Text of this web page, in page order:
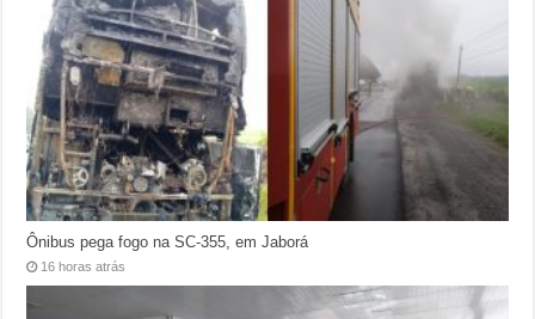
Ônibus pega fogo na SC-355, em Jaborá
16 horas atrás